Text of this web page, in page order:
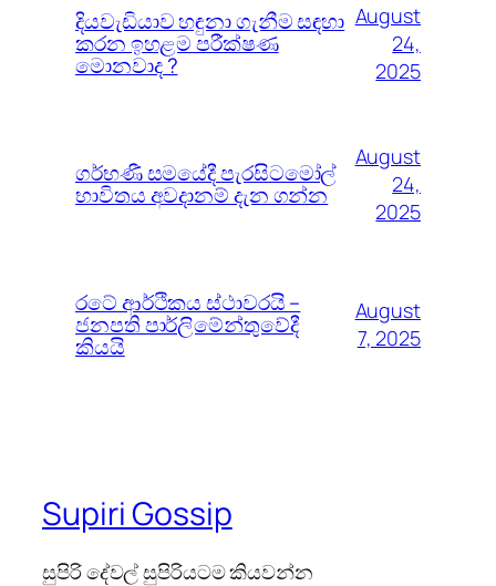
දියවැඩියාව හඳුනා ගැනීම සඳහා
කරන ඉහළම පරීක්ෂණ
මොනවාද ?
August
24,
2025
ගර්භණී සමයේදී පැරසිටමෝල්
භාවිතය අවදානම් දැන ගන්න
August
24,
2025
රටේ ආර්ථිකය ස්ථාවරයි –
ජනපති පාර්ලිමේන්තුවේදී
කියයි
August
7, 2025
Supiri Gossip
සුපිරි දේවල් සුපිරියටම කියවන්න